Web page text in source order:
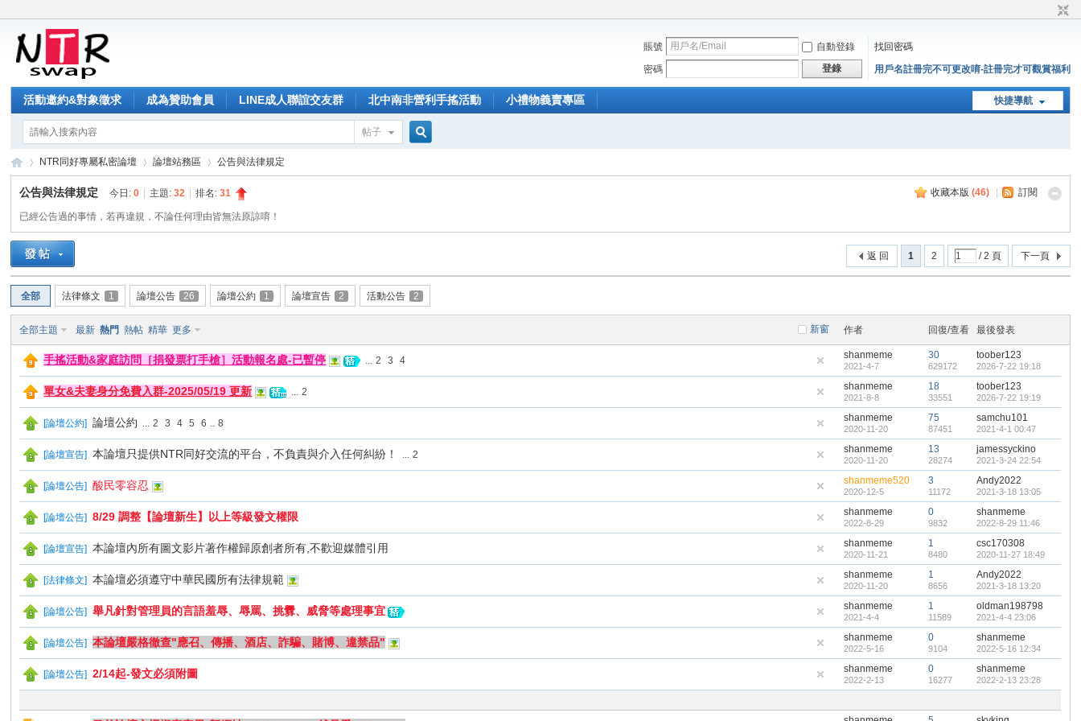
賬號 自動登錄
找回密碼
密碼
登錄 用戶名註冊完不可更改唷-註冊完才可觀賞福利
快捷導航
活動邀約&對象徵求 成為贊助會員 LINE成人聯誼交友群 北中南非營利手搖活動 小禮物義賣專區
帖子
NT
密
»
NTR同好專屬私密論壇
›
論壇站務區
›
公告與法律規定
收藏本版 (46) 訂閱
公告與法律規定 今日:0 主題:32 排名:31
已經公告過的事情，若再違規，不論任何理由皆無法原諒唷！
1 2 / 2 頁 下一頁
返 回
全部 法律條文 1 論壇公告 26 論壇公約 1 論壇宣告 2 活動公告 2
新窗
全部主題 最新 熱門 熱帖 精華 更多 作者 回復/查看 最後發表
手搖活動&家庭訪問［捐發票打手槍］活動報名處-已暫停 ... 2 3 4 shanmeme
2021-4-7
30
629172
toober123
2026-7-22 19:18
單女&夫妻身分免費入群-2025/05/19 更新 ... 2 shanmeme
2021-8-8
18
33551
toober123
2026-7-22 19:19
[論壇公約] 論壇公約 ... 2 3 4 5 6 .. 8 shanmeme
2020-11-20
75
87451
samchu101
2021-4-1 00:47
[論壇宣告] 本論壇只提供NTR同好交流的平台，不負責與介入任何糾紛！ ... 2 shanmeme
2020-11-20
13
28274
jamessyckino
2021-3-24 22:54
[論壇公告] 酸民零容忍 shanmeme520
2020-12-5
3
11172
Andy2022
2021-3-18 13:05
[論壇公告] 8/29 調整【論壇新生】以上等級發文權限 shanmeme
2022-8-29
0
9832
shanmeme
2022-8-29 11:46
[論壇宣告] 本論壇內所有圖文影片著作權歸原創者所有,不歡迎媒體引用 shanmeme
2020-11-21
1
8480
csc170308
2020-11-27 18:49
[法律條文] 本論壇必須遵守中華民國所有法律規範 shanmeme
2020-11-20
1
8656
Andy2022
2021-3-18 13:20
[論壇公告] 舉凡針對管理員的言語羞辱、辱罵、挑釁、威脅等處理事宜 shanmeme
2021-4-4
1
11589
oldman198798
2021-4-4 23:06
[論壇公告] 本論壇嚴格徹查"應召、傳播、酒店、詐騙、賭博、違禁品" shanmeme
2022-5-16
0
9104
shanmeme
2022-5-16 12:34
[論壇公告] 2/14起-發文必須附圖 shanmeme
2022-2-13
0
16277
shanmeme
2022-2-13 23:28